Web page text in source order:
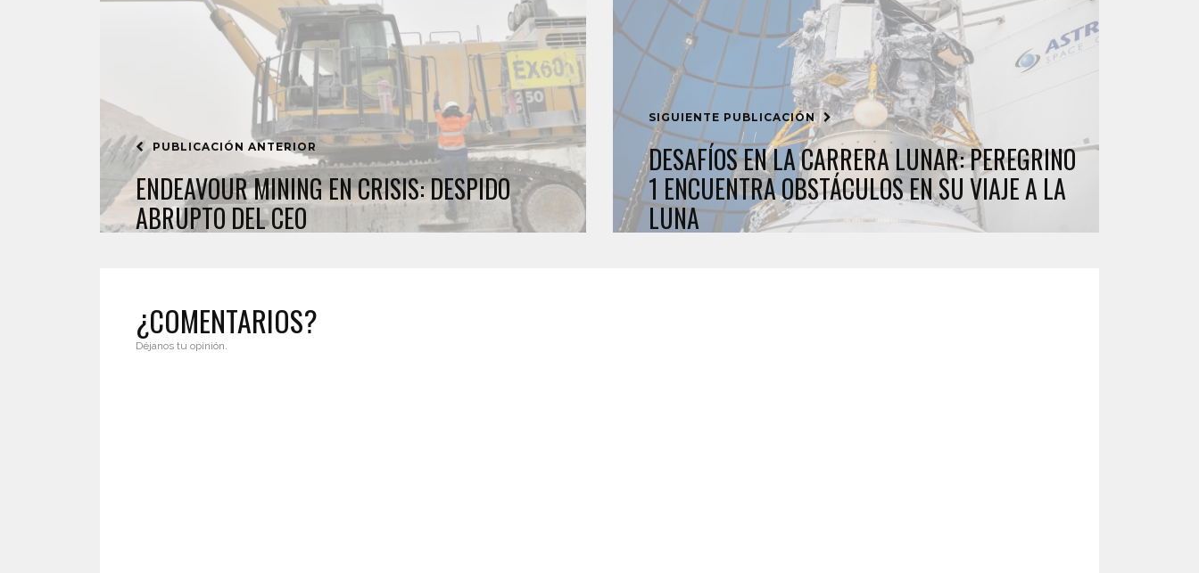
PUBLICACIÓN ANTERIOR
ENDEAVOUR MINING EN CRISIS: DESPIDO
ABRUPTO DEL CEO
SIGUIENTE PUBLICACIÓN
DESAFÍOS EN LA CARRERA LUNAR: PEREGRINO
1 ENCUENTRA OBSTÁCULOS EN SU VIAJE A LA
LUNA
¿COMENTARIOS?
Déjanos tu opinión.